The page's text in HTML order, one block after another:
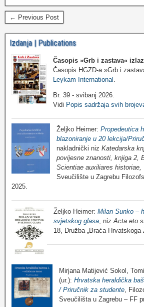
← Previous Post
Izdanja | Publications
Časopis »Grb i zastava«
Časopis HGZD-a »Grb i
Leykam International
Br. 39 - svibanj 2026.
Vidi Popis sadržaja svih
Željko Heimer: Propedeutica
blazoniranje u 20 lekcija/
nakladnički niz Katedarska
povijesne znanosti, knjiga 2,
Scientiae auxiliares historiae,
Sveučilište u Zagrebu
2025.
Željko Heimer: Milan Sunko –
svjetskog glasa , niz Acta eto
18, Družba „Braća Hrvatskoga
Mirjana Matijević Sokol,
(ur.): Hrvatska heraldička
/ Priručnik za studente,
Sveučilišta u Zagrebu – FF